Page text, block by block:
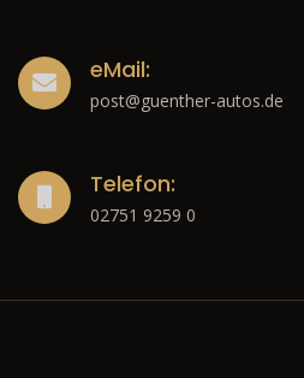
eMail:
post@guenther-autos.de
Telefon:
02751 9259 0